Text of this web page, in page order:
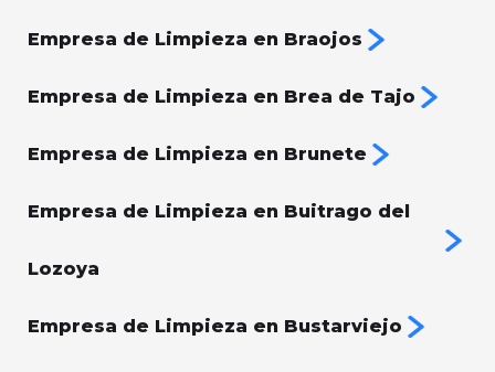
Empresa de Limpieza en Braojos
Empresa de Limpieza en Brea de Tajo
Empresa de Limpieza en Brunete
Empresa de Limpieza en Buitrago del
Lozoya
Empresa de Limpieza en Bustarviejo